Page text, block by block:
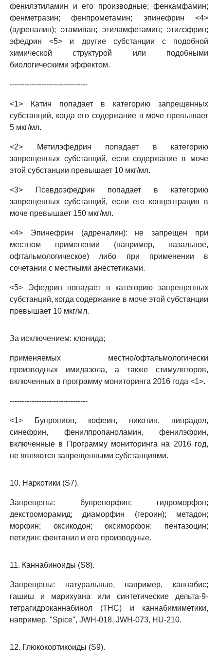
фенилэтиламин и его производные; фенкамфамин;
фенметразин; фенпрометамин; эпинефрин <4>
(адреналин); этамиван; этиламфетамин; этилэфрин;
эфедрин <5> и другие субстанции с подобной
химической структурой или подобными
биологическими эффектом.
--------------------------------
<1> Катин попадает в категорию запрещенных
субстанций, когда его содержание в моче превышает
5 мкг/мл.
<2> Метилэфедрин попадает в категорию
запрещенных субстанций, если содержание в моче
этой субстанции превышает 10 мкг/мл.
<3> Псевдоэфедрин попадает в категорию
запрещенных субстанций, если его концентрация в
моче превышает 150 мкг/мл.
<4> Эпинефрин (адреналин): не запрещен при
местном применении (например, назальное,
офтальмологическое) либо при применении в
сочетании с местными анестетиками.
<5> Эфедрин попадает в категорию запрещенных
субстанций, когда содержание в моче этой субстанции
превышает 10 мкг/мл.
За исключением: клонида;
применяемых местно/офтальмологически
производных имидазола, а также стимуляторов,
включенных в программу мониторинга 2016 года <1>.
--------------------------------
<1> Бупропион, кофеин, никотин, пипрадол,
синефрин, фенилпропаноламин, фенилэфрин,
включенные в Программу мониторинга на 2016 год,
не являются запрещенными субстанциями.
10. Наркотики (S7).
Запрещены: бупренорфин; гидроморфон;
декстроморамид; диаморфин (героин); метадон;
морфин; оксикодон; оксиморфон; пентазоцин;
петидин; фентанил и его производные.
11. Каннабиноиды (S8).
Запрещены: натуральные, например, каннабис;
гашиш и марихуана или синтетические дельта-9-
тетрагидроканнабинол (THC) и каннабимиметики,
например, "Spice", JWH-018, JWH-073, HU-210.
12. Глюкокортикоиды (S9).